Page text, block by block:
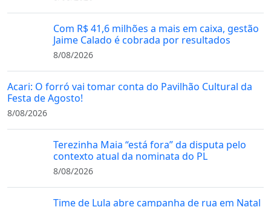
Com R$ 41,6 milhões a mais em caixa, gestão
Jaime Calado é cobrada por resultados
8/08/2026
Acari: O forró vai tomar conta do Pavilhão Cultural da
Festa de Agosto!
8/08/2026
Terezinha Maia “está fora” da disputa pelo
contexto atual da nominata do PL
8/08/2026
Time de Lula abre campanha de rua em Natal